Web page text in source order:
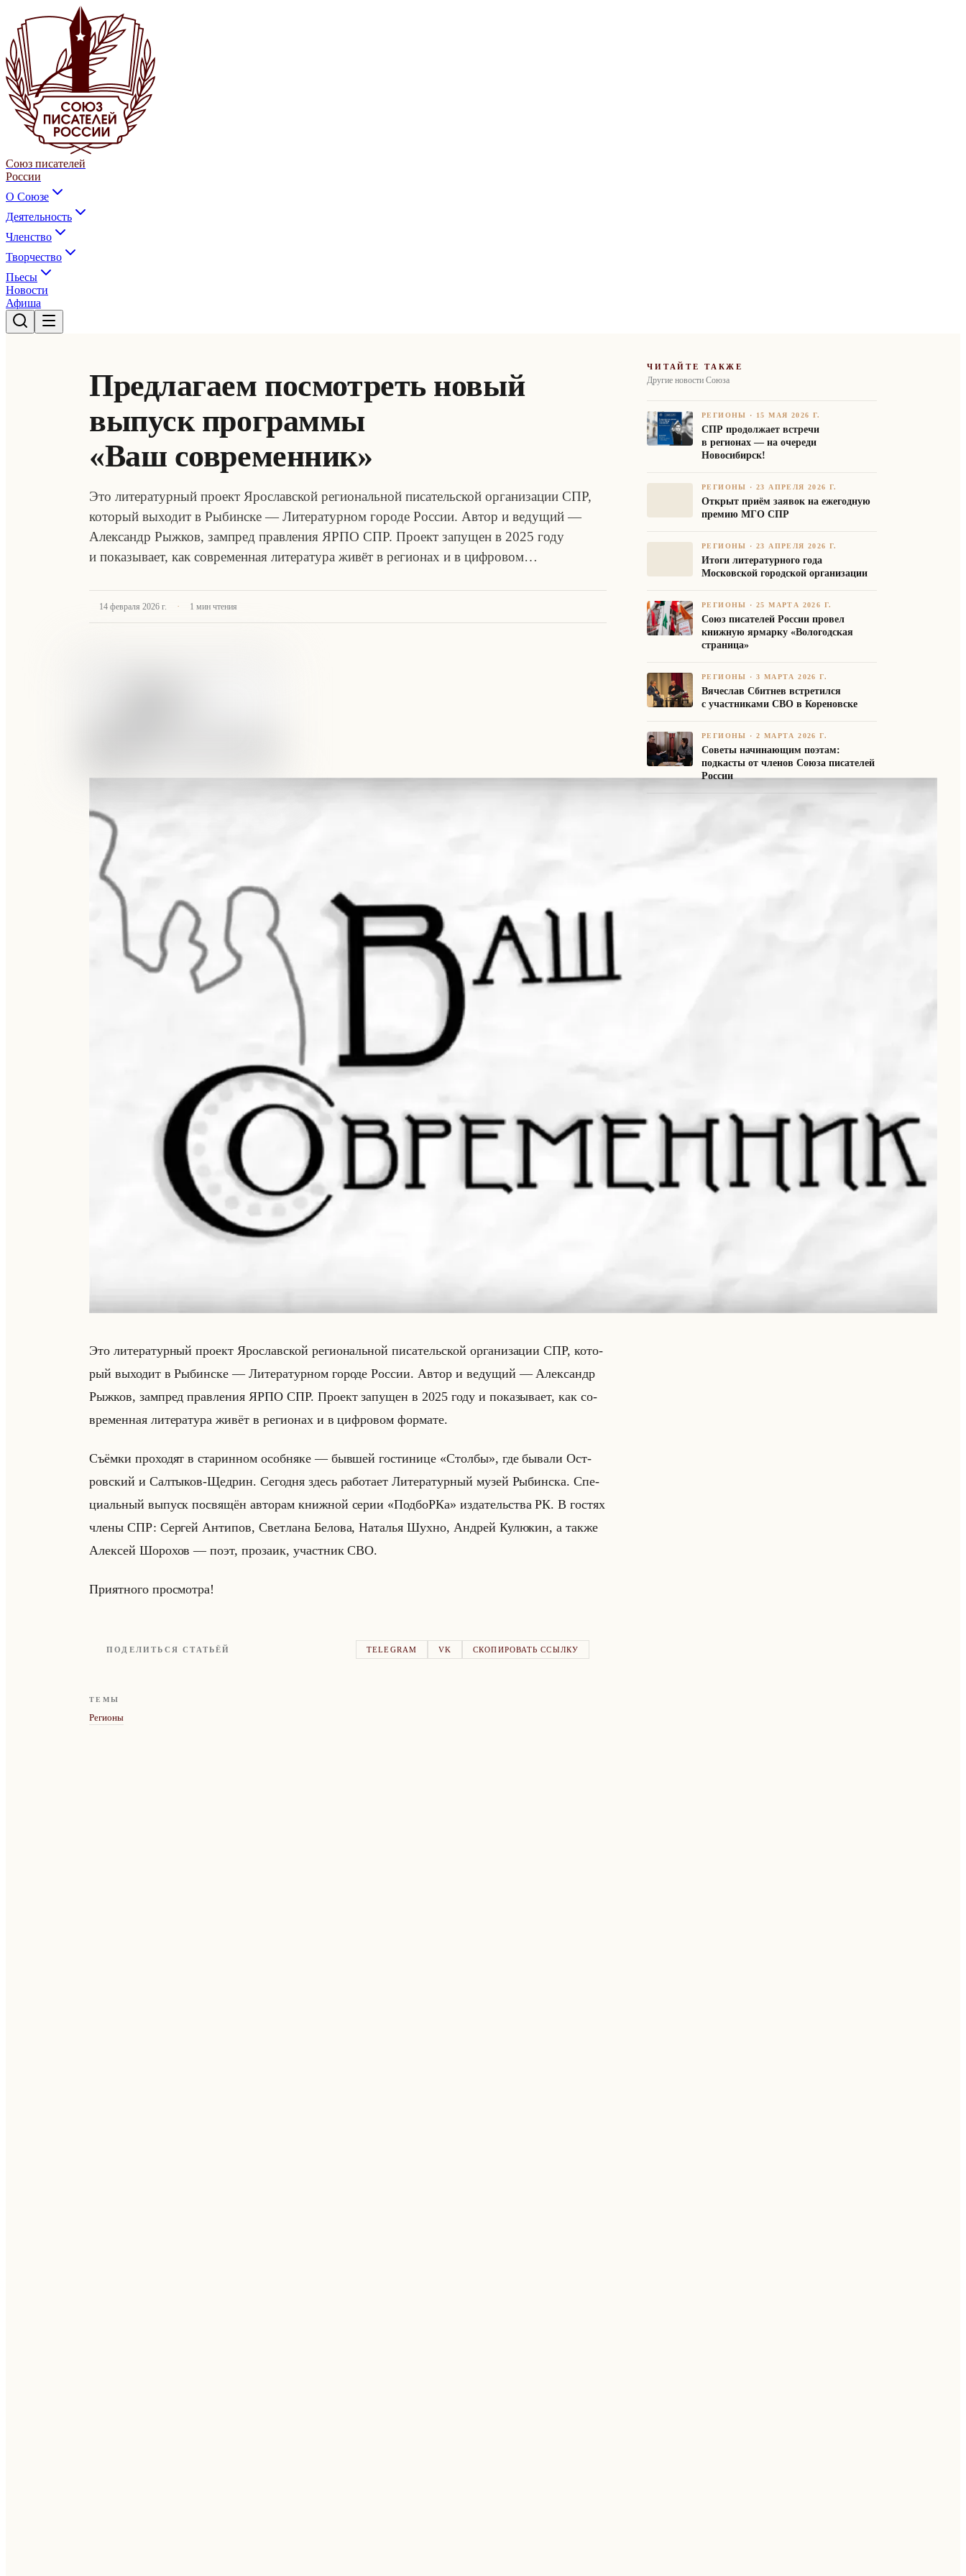
Союз писателей
России
О Союзе
Деятельность
Членство
Творчество
Пьесы
Новости
Афиша
Предлагаем посмотреть новый
выпуск программы
«Ваш современник»
Это литературный проект Ярославской региональной писательской организации СПР,
который выходит в Рыбинске — Литературном городе России. Автор и ведущий —
Александр Рыжков, зампред правления ЯРПО СПР. Проект запущен в 2025 году
и показывает, как современная литература живёт в регионах и в цифровом…
14 февраля 2026 г. · 1 мин чтения
Это ли­те­ра­тур­ный про­ект Яро­слав­ской ре­ги­ональной пи­са­тельской ор­га­ни­за­ции СПР, ко­то­
рый вы­хо­дит в Ры­бин­ске — Ли­те­ра­тур­ном го­ро­де Рос­сии. Автор и ве­ду­щий — Алек­сандр
Рыж­ков, зам­пред прав­ле­ния ЯРПО СПР. Про­ект за­пу­щен в 2025 году и по­ка­зы­ва­ет, как со­
вре­мен­ная ли­те­ра­ту­ра живёт в ре­ги­онах и в циф­ро­вом фор­ма­те.
Съём­ки про­хо­дят в ста­рин­ном особ­ня­ке — быв­шей го­сти­ни­це «Столбы», где бы­ва­ли Ост­
ров­ский и Сал­ты­ков-Щед­рин. Се­год­ня здесь ра­бо­та­ет Ли­те­ра­тур­ный музей Ры­бин­ска. Спе­
ци­альный вы­пуск по­свя­щён ав­то­рам книж­ной серии «ПодбоРКа» из­да­тельства РК. В го­стях
члены СПР: Сер­гей Ан­ти­пов, Свет­ла­на Бе­ло­ва, На­та­лья Шухно, Ан­дрей Ку­лю­кин, а также
Алек­сей Шо­ро­хов — поэт, про­за­ик, участ­ник СВО.
При­ят­но­го про­смот­ра!
ПОДЕЛИТЬСЯ СТАТЬЁЙ TELEGRAM VK СКОПИРОВАТЬ ССЫЛКУ
ТЕМЫ
Регионы
ЧИТАЙТЕ ТАКЖЕ
Другие новости Союза
РЕГИОНЫ · 15 МАЯ 2026 Г.
СПР продолжает встречи
в регионах — на очереди
Новосибирск!
РЕГИОНЫ ·23 АПРЕЛЯ 2026 Г.
Открыт приём заявок на ежегодную
премию МГО СПР
РЕГИОНЫ ·23 АПРЕЛЯ 2026 Г.
Итоги литературного года
Московской городской организации
РЕГИОНЫ ·25 МАРТА 2026 Г.
Союз писателей России провел
книжную ярмарку «Вологодская
страница»
РЕГИОНЫ ·3 МАРТА 2026 Г.
Вячеслав Сбитнев встретился
с участниками СВО в Кореновске
РЕГИОНЫ ·2 МАРТА 2026 Г.
Советы начинающим поэтам:
подкасты от членов Союза писателей
России